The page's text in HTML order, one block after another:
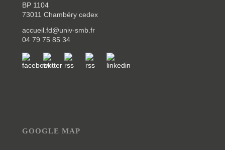
BP 1104
73011 Chambéry cedex
accueil.fd@univ-smb.fr
04 79 75 85 34
GOOGLE MAP